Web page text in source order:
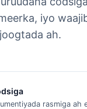
iyo
ah.
rasmiga ah